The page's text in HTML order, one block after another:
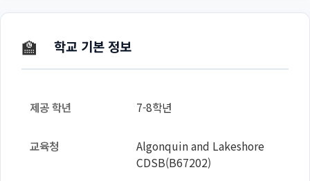
🏫 학교 기본 정보
제공 학년 7-8학년
교육청
Algonquin and Lakeshore
CDSB(B67202)